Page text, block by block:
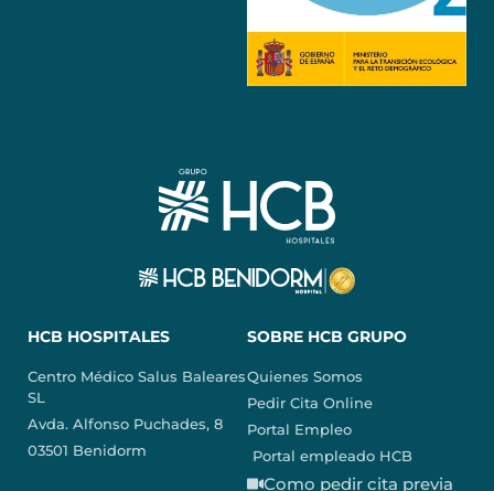
HCB HOSPITALES
Centro Médico Salus Baleares
SL
Avda. Alfonso Puchades, 8
03501 Benidorm
SOBRE HCB GRUPO
Quienes Somos
Pedir Cita Online
Portal Empleo
Portal empleado HCB
Como pedir cita previa